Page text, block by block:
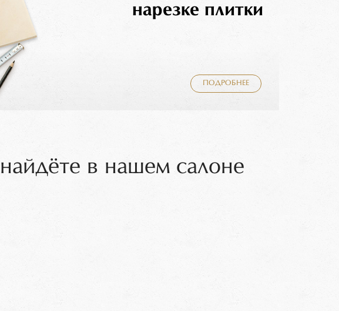
нарезке плитки
ПОДРОБНЕЕ
в нашем салоне